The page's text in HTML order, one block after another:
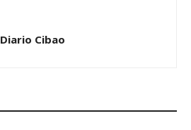
Diario Cibao